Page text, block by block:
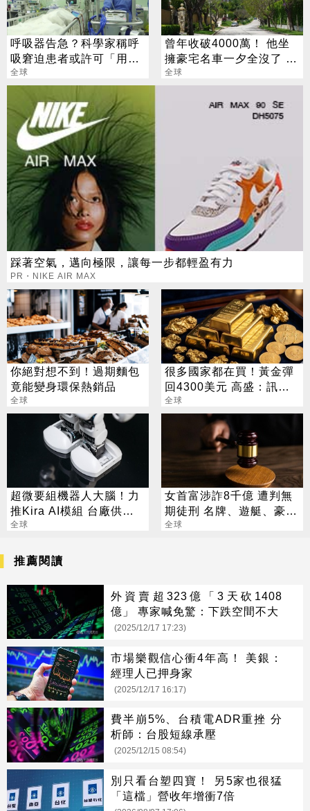
呼吸器告急？科學家稱呼
吸窘迫患者或許可「用屁
股呼吸」
全球
曾年收破4000萬！ 他坐
擁豪宅名車一夕全沒了 卻
喊「比過去更快樂」
全球
踩著空氣，邁向極限，讓每一步都輕盈有力
PR・NIKE AIR MAX
你絕對想不到！過期麵包
竟能變身環保熱銷品
全球
很多國家都在買！黃金彈
回4300美元 高盛：訊號
來了
全球
超微要組機器人大腦！力
推Kira AI模組 台廠供應
鏈曝光
全球
女首富涉詐8千億 遭判無
期徒刑 名牌、遊艇、豪宅
慘遭變賣
全球
推薦閱讀
外資賣超323億「3天砍1408
億」 專家喊免驚：下跌空間不大
(2025/12/17 17:23)
市場樂觀信心衝4年高！ 美銀：
經理人已押身家
(2025/12/17 16:17)
費半崩5%、台積電ADR重挫 分
析師：台股短線承壓
(2025/12/15 08:54)
別只看台塑四寶！ 另5家也很猛
「這檔」營收年增衝7倍